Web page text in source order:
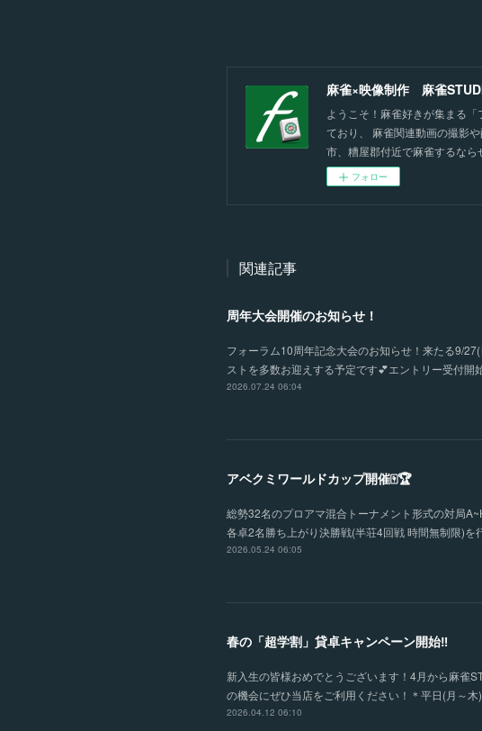
麻雀×映像制作 麻雀
ようこそ！麻雀好きが集まる
ており、 麻雀関連動画の撮影
市、糟屋郡付近で麻雀するなら
フォロー
関連記事
周年大会開催のお知らせ！
フォーラム10周年記念大会のお知らせ！来たる9/
ストを多数お迎えする予定です💕エントリー受付開始
2026.07.24 06:04
アベクミワールドカップ開催🀄🏆
総勢32名のプロアマ混合トーナメント形式の対局
各卓2名勝ち上がり決勝戦(半荘4回戦 時間無制限)
2026.05.24 06:05
春の「超学割」貸卓キャンペーン開始‼
新入生の皆様おめでとうございます！4月から麻雀
の機会にぜひ当店をご利用ください！＊平日(月～
2026.04.12 06:10